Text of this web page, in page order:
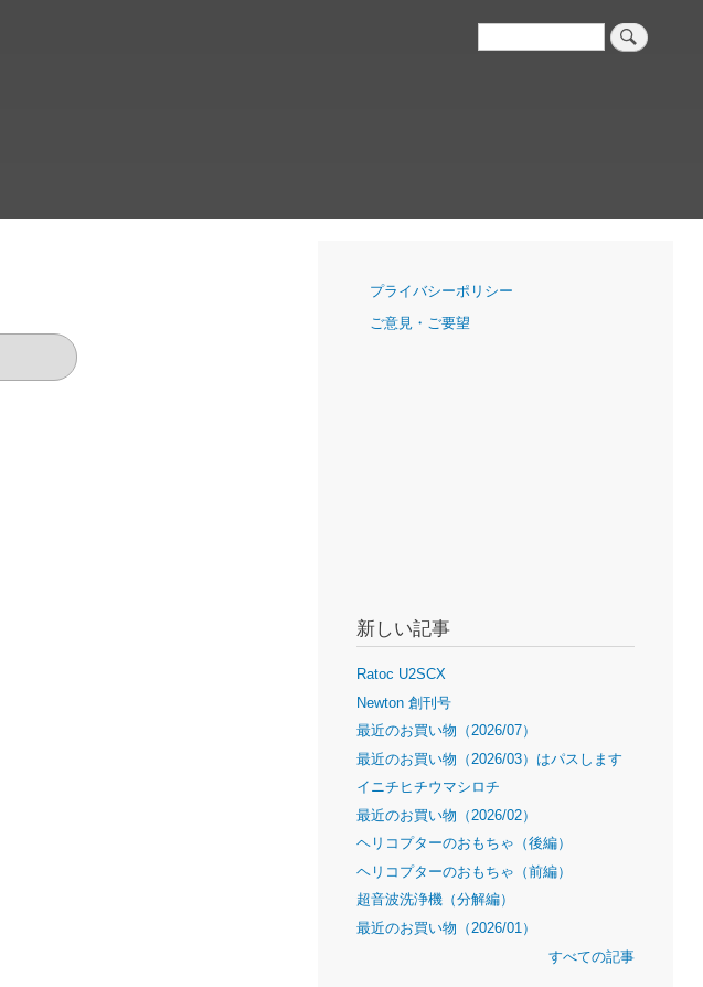
検
索
ナ
ゲ
プライバシーポリシー
ご意見・ご要望
新しい記事
Ratoc U2SCX
Newton 創刊号
最近のお買い物（2026/07）
最近のお買い物（2026/03）はパスします
イニチヒチウマシロチ
最近のお買い物（2026/02）
ヘリコプターのおもちゃ（後編）
ヘリコプターのおもちゃ（前編）
超音波洗浄機（分解編）
最近のお買い物（2026/01）
すべての記事